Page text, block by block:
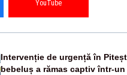
YouTube
Intervenție de urgență în
bebeluș a rămas captiv într-